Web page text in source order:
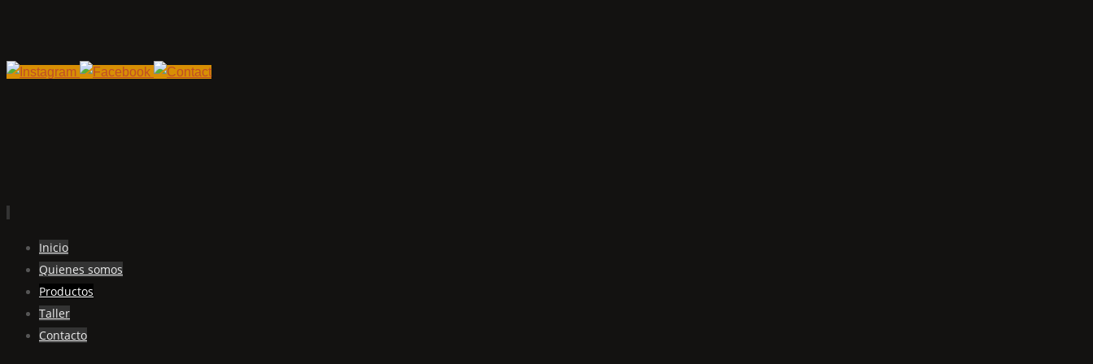
contenido
Inicio
Quienes somos
Productos
Taller
Contacto